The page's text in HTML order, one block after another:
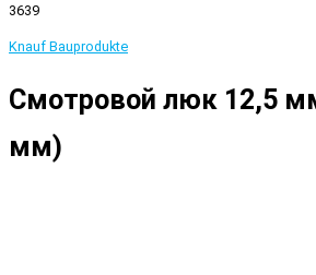
3639
Knauf Bauprodukte
Смотровой люк 12,5
мм)